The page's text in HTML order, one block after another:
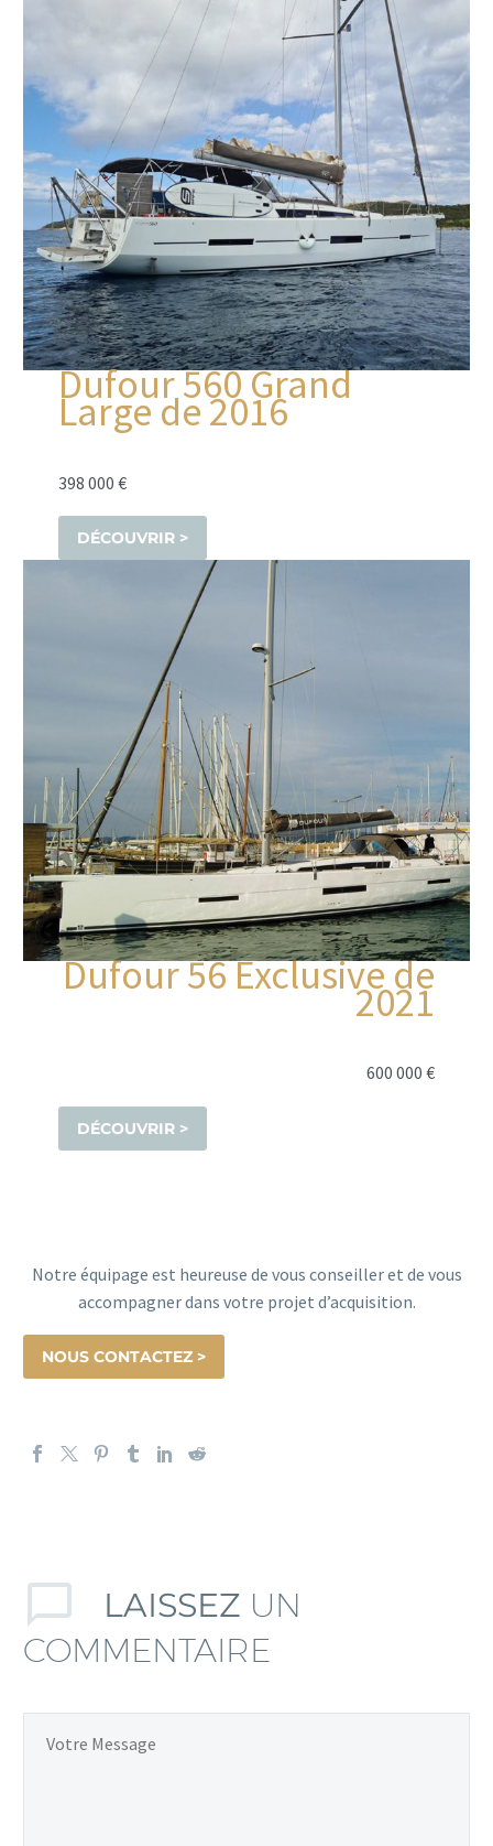
Dufour 560 Grand
Large de 2016
398 000 €
DÉCOUVRIR >
Dufour 56 Exclusive de
2021
600 000 €
DÉCOUVRIR >
Notre équipage est heureuse de vous conseiller et de vous
accompagner dans votre projet d’acquisition.
NOUS CONTACTEZ >
LAISSEZ UN
COMMENTAIRE